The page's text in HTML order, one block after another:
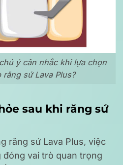
ý cân nhắc khi lựa chọn
sứ Lava Plus?
sau khi răng sứ
răng sứ Lava Plus, việc
đóng vai trò quan trọng